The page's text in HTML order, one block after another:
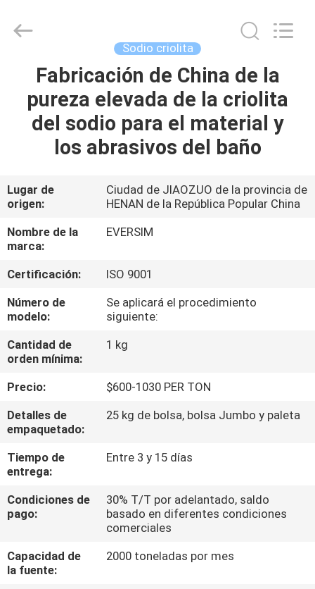
CASA
PRODUCTOS
LOS
VÍDEOS
SOBRE
NOSOTROS
RECORRIDO
POR
FÁBRICA
CONTROL
DE
CALIDAD
CON
Imp.&Exp.Co.,Ltd.
Sodio criolita
Fabricación de China de la
pureza elevada de la criolita
del sodio para el material y
los abrasivos del baño
Lugar de
origen:
Ciudad de JIAOZUO de la provincia de
HENAN de la República Popular China
Nombre de la
marca:
EVERSIM
Certificación:
ISO 9001
Número de
modelo:
Se aplicará el procedimiento
siguiente:
Cantidad de
orden mínima:
1 kg
Precio:
$600-1030 PER TON
Detalles de
empaquetado:
25 kg de bolsa, bolsa Jumbo y paleta
Tiempo de
entrega:
Entre 3 y 15 días
Condiciones de
pago:
30% T/T por adelantado, saldo
basado en diferentes condiciones
comerciales
Capacidad de
la fuente:
2000 toneladas por mes